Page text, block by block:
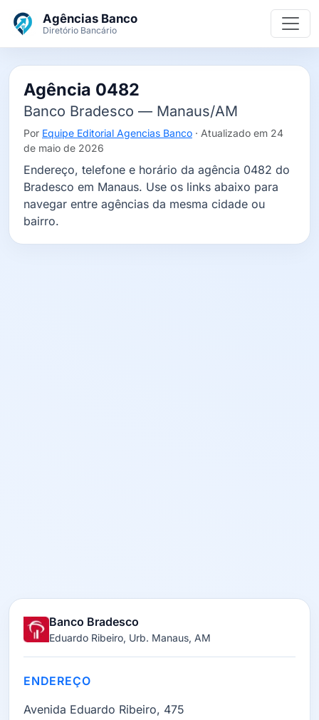
Agências Banco
Diretório Bancário
Agência 0482
Banco Bradesco — Manaus/AM
Por Equipe Editorial Agencias Banco · Atualizado em 24
de maio de 2026
Endereço, telefone e horário da agência 0482 do
Bradesco em Manaus. Use os links abaixo para
navegar entre agências da mesma cidade ou
bairro.
Banco Bradesco
Eduardo Ribeiro, Urb. Manaus, AM
ENDEREÇO
Avenida Eduardo Ribeiro, 475